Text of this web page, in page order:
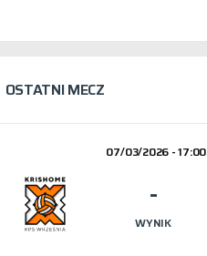
OSTATNI MECZ
07/03/2026 - 17:00
-
WYNIK